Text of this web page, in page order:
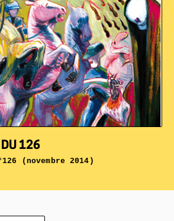
126
(novembre 2014)